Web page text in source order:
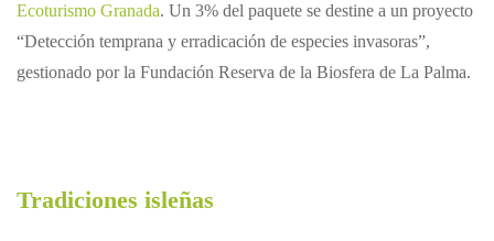
Ecoturismo Granada. Un 3% del paquete se destine a un proyecto
“Detección temprana y erradicación de especies invasoras”,
gestionado por la Fundación Reserva de la Biosfera de La Palma.
Tradiciones isleñas